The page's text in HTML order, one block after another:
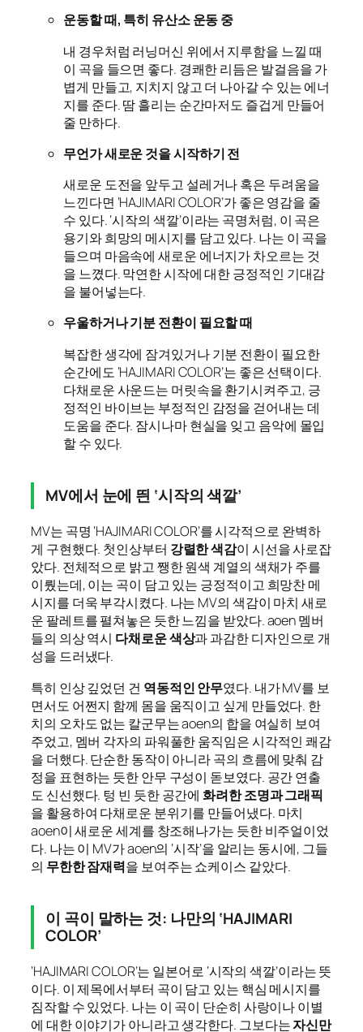
운동할 때, 특히 유산소 운동 중
내 경우처럼 러닝머신 위에서 지루함을 느낄 때
이 곡을 들으면 좋다. 경쾌한 리듬은 발걸음을 가
볍게 만들고, 지치지 않고 더 나아갈 수 있는 에너
지를 준다. 땀 흘리는 순간마저도 즐겁게 만들어
줄 만하다.
무언가 새로운 것을 시작하기 전
새로운 도전을 앞두고 설레거나 혹은 두려움을
느낀다면 ‘HAJIMARI COLOR’가 좋은 영감을 줄
수 있다. ‘시작의 색깔’이라는 곡명처럼, 이 곡은
용기와 희망의 메시지를 담고 있다. 나는 이 곡을
들으며 마음속에 새로운 에너지가 차오르는 것
을 느꼈다. 막연한 시작에 대한 긍정적인 기대감
을 불어넣는다.
우울하거나 기분 전환이 필요할 때
복잡한 생각에 잠겨있거나 기분 전환이 필요한
순간에도 ‘HAJIMARI COLOR’는 좋은 선택이다.
다채로운 사운드는 머릿속을 환기시켜주고, 긍
정적인 바이브는 부정적인 감정을 걷어내는 데
도움을 준다. 잠시나마 현실을 잊고 음악에 몰입
할 수 있다.
MV에서 눈에 띈 ‘시작의 색깔’
MV는 곡명 ‘HAJIMARI COLOR’를 시각적으로 완벽하
게 구현했다. 첫인상부터 강렬한 색감이 시선을 사로잡
았다. 전체적으로 밝고 쨍한 원색 계열의 색채가 주를
이뤘는데, 이는 곡이 담고 있는 긍정적이고 희망찬 메
시지를 더욱 부각시켰다. 나는 MV의 색감이 마치 새로
운 팔레트를 펼쳐놓은 듯한 느낌을 받았다. aoen 멤버
들의 의상 역시 다채로운 색상과 과감한 디자인으로 개
성을 드러냈다.
특히 인상 깊었던 건 역동적인 안무였다. 내가 MV를 보
면서도 어쩐지 함께 몸을 움직이고 싶게 만들었다. 한
치의 오차도 없는 칼군무는 aoen의 합을 여실히 보여
주었고, 멤버 각자의 파워풀한 움직임은 시각적인 쾌감
을 더했다. 단순한 동작이 아니라 곡의 흐름에 맞춰 감
정을 표현하는 듯한 안무 구성이 돋보였다. 공간 연출
도 신선했다. 텅 빈 듯한 공간에화려한 조명과 그래픽
을 활용하여 다채로운 분위기를 만들어냈다. 마치
aoen이 새로운 세계를 창조해나가는 듯한 비주얼이었
다. 나는 이 MV가 aoen의 ‘시작’을 알리는 동시에, 그들
의 무한한 잠재력을 보여주는 쇼케이스 같았다.
이 곡이 말하는 것: 나만의 ‘HAJIMARI
COLOR’
‘HAJIMARI COLOR’는 일본어로 ‘시작의 색깔’이라는 뜻
이다. 이 제목에서부터 곡이 담고 있는 핵심 메시지를
짐작할 수 있었다. 나는 이 곡이 단순히 사랑이나 이별
에 대한 이야기가 아니라고 생각한다. 그보다는자신만